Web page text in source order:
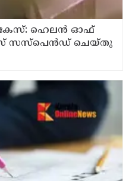
കേസ്: ഹെലൻ ഓഫ്
സസ്പെൻഡ് ചെയ്തു